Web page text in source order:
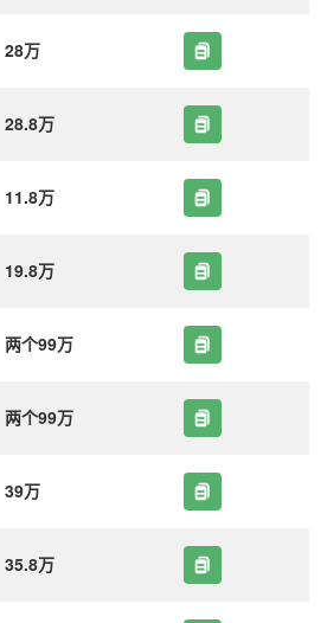
28万
28.8万
11.8万
19.8万
两个99万
两个99万
39万
35.8万